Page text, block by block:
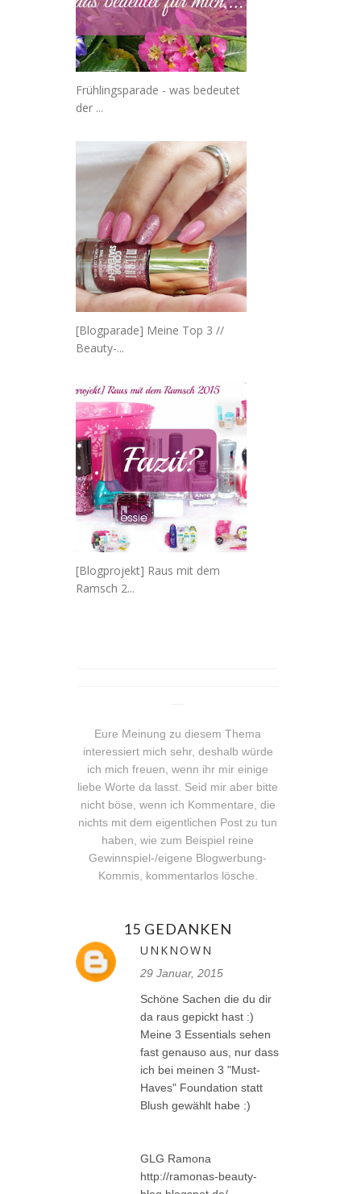
Frühlingsparade - was bedeutet
der ...
[Blogparade] Meine Top 3 //
Beauty-...
[Blogprojekt] Raus mit dem
Ramsch 2...
Eure Meinung zu diesem Thema
interessiert mich sehr, deshalb würde
ich mich freuen, wenn ihr mir einige
liebe Worte da lasst. Seid mir aber bitte
nicht böse, wenn ich Kommentare, die
nichts mit dem eigentlichen Post zu tun
haben, wie zum Beispiel reine
Gewinnspiel-/eigene Blogwerbung-
Kommis, kommentarlos lösche.
15 GEDANKEN
UNKNOWN
29 Januar, 2015
Schöne Sachen die du dir
da raus gepickt hast :)
Meine 3 Essentials sehen
fast genauso aus, nur dass
ich bei meinen 3 "Must-
Haves" Foundation statt
Blush gewählt habe :)
GLG Ramona
http://ramonas-beauty-